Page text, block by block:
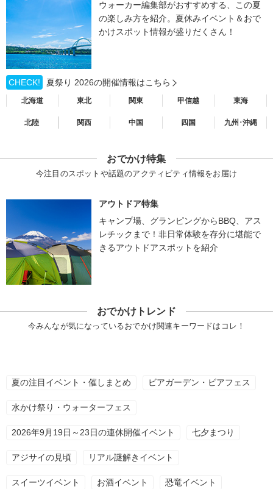
ウォーカー編集部がおすすめする、この夏
の楽しみ方を紹介。夏休みイベント＆おで
かけスポット情報が盛りだくさん！
CHECK! 夏祭り 2026の開催情報はこちら
北海道 東北 関東 甲信越 東海
北陸 関西 中国 四国 九州･沖縄
おでかけ特集
今注目のスポットや話題のアクティビティ情報をお届け
アウトドア特集
キャンプ場、グランピングからBBQ、アス
レチックまで！非日常体験を存分に堪能で
きるアウトドアスポットを紹介
おでかけトレンド
今みんなが気になっているおでかけ関連キーワードはコレ！
夏の注目イベント・催しまとめ ビアガーデン・ビアフェス
水かけ祭り・ウォーターフェス
2026年9月19日～23日の連休開催イベント 七夕まつり
アジサイの見頃 リアル謎解きイベント
スイーツイベント お酒イベント 恐竜イベント